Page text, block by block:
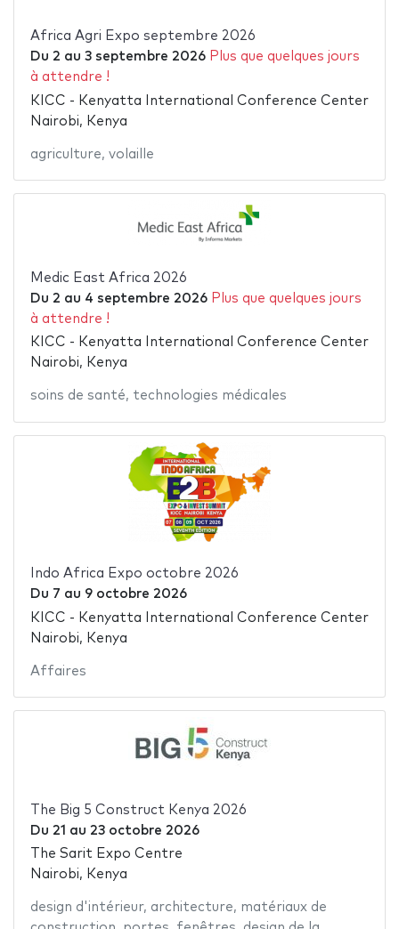
Africa Agri Expo septembre 2026
Du 2 au 3 septembre 2026 Plus que quelques jours
à attendre !
KICC - Kenyatta International Conference Center
Nairobi, Kenya
agriculture, volaille
Medic East Africa 2026
Du 2 au 4 septembre 2026 Plus que quelques jours
à attendre !
KICC - Kenyatta International Conference Center
Nairobi, Kenya
soins de santé, technologies médicales
Indo Africa Expo octobre 2026
Du 7 au 9 octobre 2026
KICC - Kenyatta International Conference Center
Nairobi, Kenya
Affaires
The Big 5 Construct Kenya 2026
Du 21 au 23 octobre 2026
The Sarit Expo Centre
Nairobi, Kenya
design d'intérieur, architecture, matériaux de